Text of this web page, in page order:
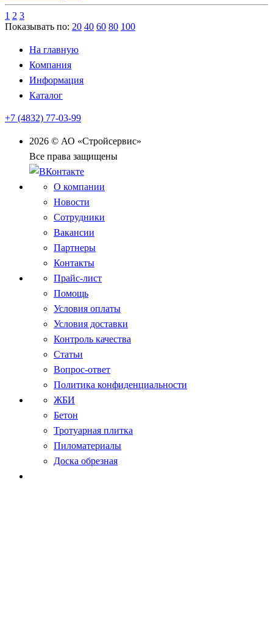
1 2 3
Показывать по: 20 40 60 80 100
На главную
Компания
Информация
Каталог
+7 (4832) 77-03-99
2026 © АО «Стройсервис»
Все права защищены
О компании
Новости
Сотрудники
Вакансии
Партнеры
Контакты
Прайс-лист
Помощь
Условия оплаты
Условия доставки
Контроль качества
Статьи
Вопрос-ответ
Политика конфиденциальности
ЖБИ
Бетон
Тротуарная плитка
Пиломатериалы
Доска обрезная